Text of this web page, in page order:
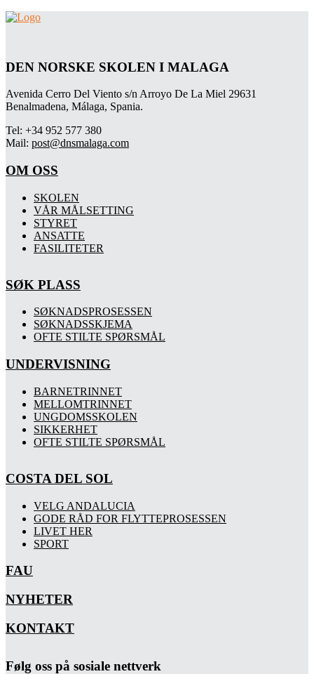
DEN NORSKE SKOLEN I MALAGA
Avenida Cerro Del Viento s/n Arroyo De La Miel 29631
Benalmadena, Málaga, Spania.
Tel: +34 952 577 380
Mail: post@dnsmalaga.com
OM OSS
SKOLEN
VÅR MÅLSETTING
STYRET
ANSATTE
FASILITETER
SØK PLASS
SØKNADSPROSESSEN
SØKNADSSKJEMA
OFTE STILTE SPØRSMÅL
UNDERVISNING
BARNETRINNET
MELLOMTRINNET
UNGDOMSSKOLEN
SIKKERHET
OFTE STILTE SPØRSMÅL
COSTA DEL SOL
VELG ANDALUCIA
GODE RÅD FOR FLYTTEPROSESSEN
LIVET HER
SPORT
FAU
NYHETER
KONTAKT
Følg oss på sosiale nettverk